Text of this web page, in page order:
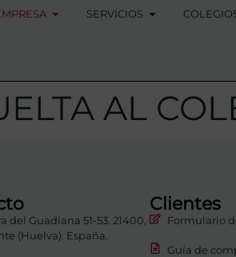
SERVICIOS
AL
del Guadiana 51-53. 21400,
(Huelva). España.
Clientes
Formulario
Guía de